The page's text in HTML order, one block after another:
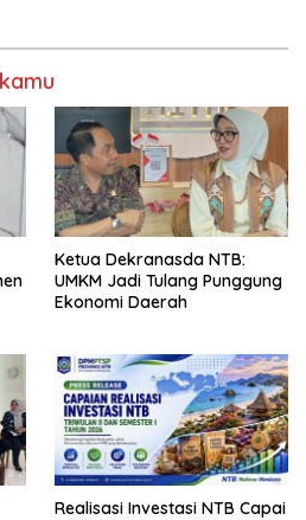
Ketua Dekranasda NTB:
UMKM Jadi Tulang Punggung
Ekonomi Daerah
Realisasi Investasi NTB Capai